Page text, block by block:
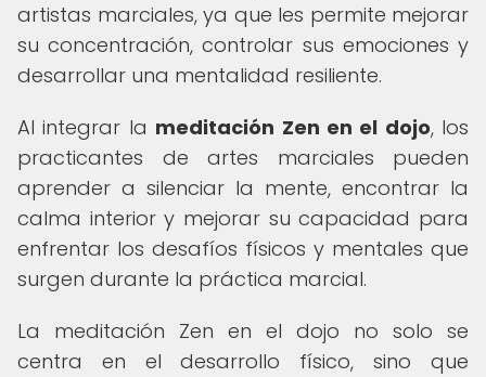
artistas marciales, ya que les permite mejorar
su concentración, controlar sus emociones y
desarrollar una mentalidad resiliente.
Al integrar la meditación Zen en el dojo, los
practicantes de artes marciales pueden
aprender a silenciar la mente, encontrar la
calma interior y mejorar su capacidad para
enfrentar los desafíos físicos y mentales que
surgen durante la práctica marcial.
La meditación Zen en el dojo no solo se
centra en el desarrollo físico, sino que